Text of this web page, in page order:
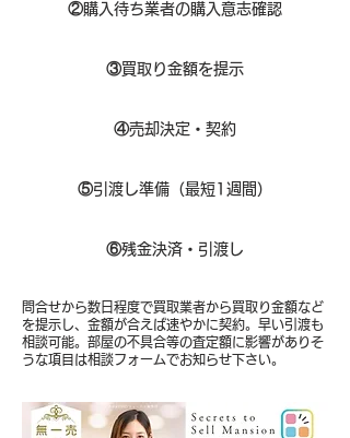
②購入待ち業者の購入意志確認
③買取り金額を提示
④売却決定・契約
⑤引渡し準備（最短1週間）
⑥残金決済・引渡し
問合せから数日程度で買取業者から買取り金額など
を提示し、金額が合えば速やかに契約。早い引渡も
相談可能。部屋の不具合等の査定額に影響がありそ
うな項目は相談フォームでお知らせ下さい。